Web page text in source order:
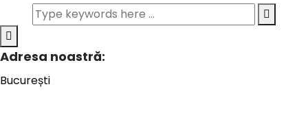
Adresa noastră:
București